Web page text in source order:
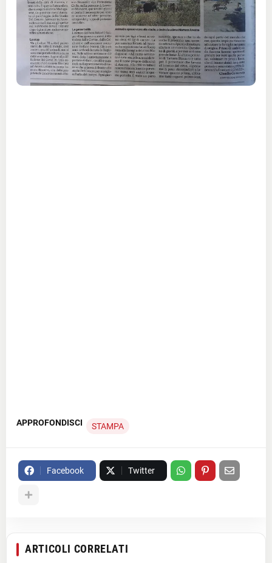
APPROFONDISCI STAMPA
Facebook Twitter
ARTICOLI CORRELATI